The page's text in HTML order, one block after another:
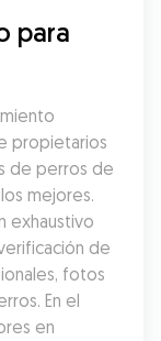
para
propietarios
de perros de
mejores.
exhaustivo
de
fotos
En el
en